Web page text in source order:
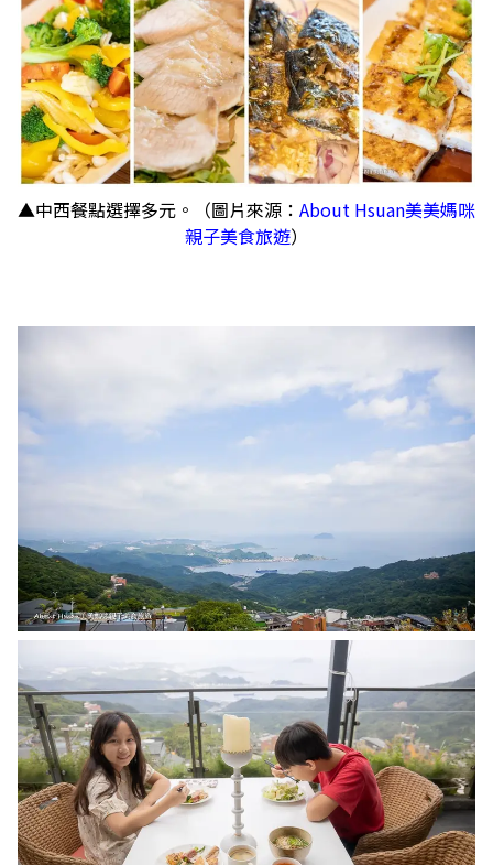
▲中西餐點選擇多元。（圖片來源： About Hsuan美美媽咪
親子美食旅遊）